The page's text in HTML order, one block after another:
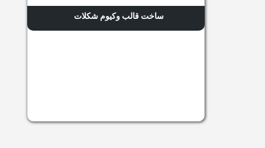
ساخت قالب وکیوم شکلات